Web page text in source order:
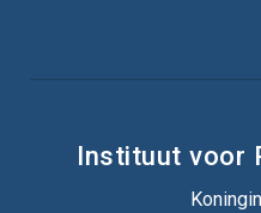
Instituut voor